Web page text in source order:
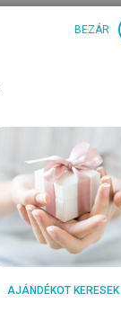
AJÁNDÉKOT KERESEK
BEZÁR